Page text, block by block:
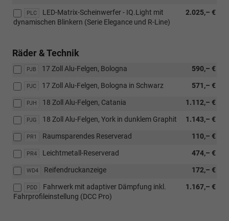
PLC 2.025,– €
LED-Matrix-Scheinwerfer - IQ.Light mit
dynamischen Blinkern (Serie Elegance und R-Line)
Räder & Technik
PJB 590,– €
17 Zoll Alu-Felgen, Bologna
PJC 571,– €
17 Zoll Alu-Felgen, Bologna in Schwarz
PJH 1.112,– €
18 Zoll Alu-Felgen, Catania
PJG 1.143,– €
18 Zoll Alu-Felgen, York in dunklem Graphit
PR1 110,– €
Raumsparendes Reserverad
PR4 474,– €
Leichtmetall-Reserverad
WD4 172,– €
Reifendruckanzeige
PDD 1.167,– €
Fahrwerk mit adaptiver Dämpfung inkl.
Fahrprofileinstellung (DCC Pro)